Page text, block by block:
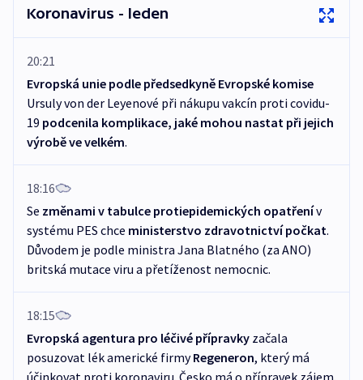
Koronavirus - leden
20:21
Evropská unie podle předsedkyně Evropské komise
Ursuly von der Leyenové při nákupu vakcín proti covidu-
19 podcenila komplikace, jaké mohou nastat při jejich
výrobě ve velkém.
18:16
Se změnami v tabulce protiepidemických opatřenív
systému PES chce ministerstvo zdravotnictví počkat.
Důvodem je podle ministra Jana Blatného (za ANO)
britská mutace viru a přetíženost nemocnic.
18:15
Evropská agentura pro léčivé přípravky začala
posuzovat lék americké firmyRegeneron, který má